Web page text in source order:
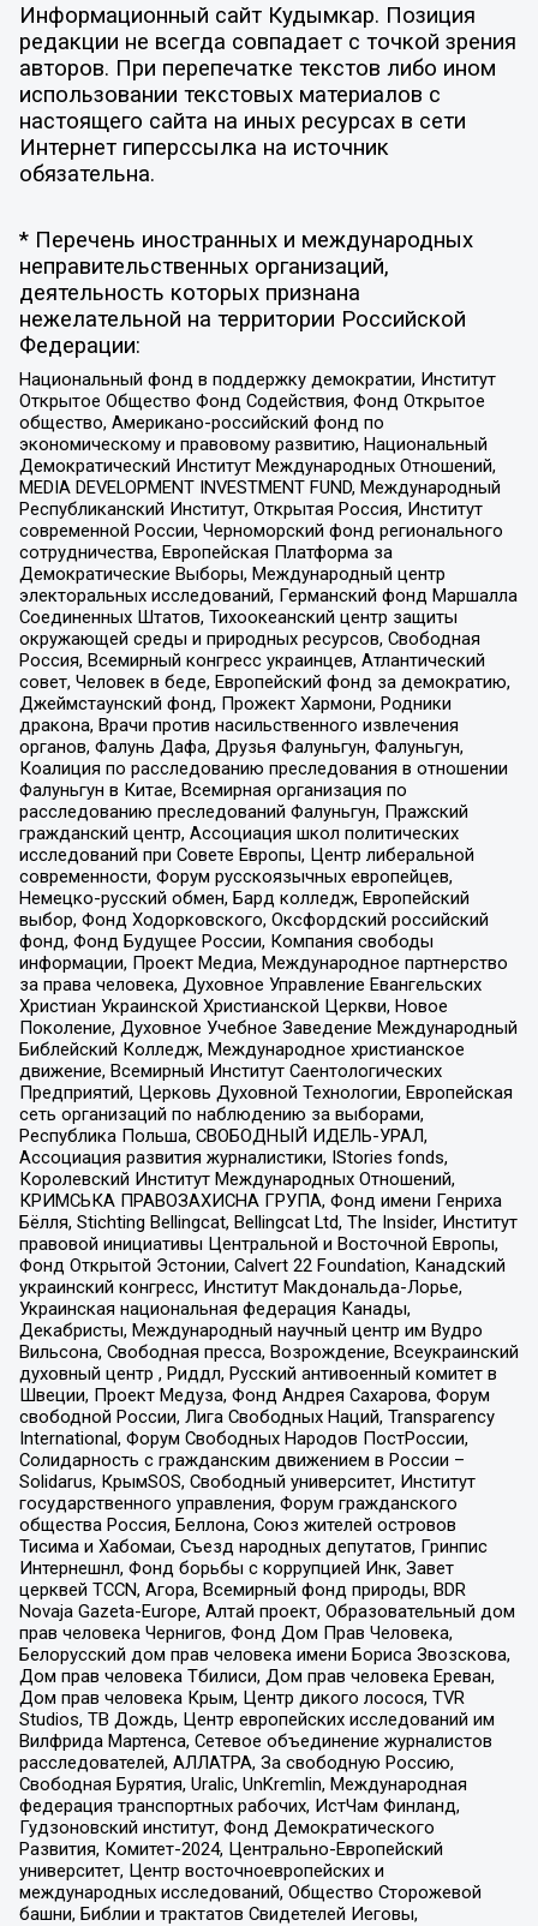
Информационный сайт Кудымкар. Позиция
редакции не всегда совпадает с точкой зрения
авторов. При перепечатке текстов либо ином
использовании текстовых материалов с
настоящего сайта на иных ресурсах в сети
Интернет гиперссылка на источник
обязательна.
* Перечень иностранных и международных
неправительственных организаций,
деятельность которых признана
нежелательной на территории Российской
Федерации:
Национальный фонд в поддержку демократии, Институт
Открытое Общество Фонд Содействия, Фонд Открытое
общество, Американо-российский фонд по
экономическому и правовому развитию, Национальный
Демократический Институт Международных Отношений,
MEDIA DEVELOPMENT INVESTMENT FUND, Международный
Республиканский Институт, Открытая Россия, Институт
современной России, Черноморский фонд регионального
сотрудничества, Европейская Платформа за
Демократические Выборы, Международный центр
электоральных исследований, Германский фонд Маршалла
Соединенных Штатов, Тихоокеанский центр защиты
окружающей среды и природных ресурсов, Свободная
Россия, Всемирный конгресс украинцев, Атлантический
совет, Человек в беде, Европейский фонд за демократию,
Джеймстаунский фонд, Прожект Хармони, Родники
дракона, Врачи против насильственного извлечения
органов, Фалунь Дафа, Друзья Фалуньгун, Фалуньгун,
Коалиция по расследованию преследования в отношении
Фалуньгун в Китае, Всемирная организация по
расследованию преследований Фалуньгун, Пражский
гражданский центр, Ассоциация школ политических
исследований при Совете Европы, Центр либеральной
современности, Форум русскоязычных европейцев,
Немецко-русский обмен, Бард колледж, Европейский
выбор, Фонд Ходорковского, Оксфордский российский
фонд, Фонд Будущее России, Компания свободы
информации, Проект Медиа, Международное партнерство
за права человека, Духовное Управление Евангельских
Христиан Украинской Христианской Церкви, Новое
Поколение, Духовное Учебное Заведение Международный
Библейский Колледж, Международное христианское
движение, Всемирный Институт Саентологических
Предприятий, Церковь Духовной Технологии, Европейская
сеть организаций по наблюдению за выборами,
Республика Польша, СВОБОДНЫЙ ИДЕЛЬ-УРАЛ,
Ассоциация развития журналистики, IStories fonds,
Королевский Институт Международных Отношений,
КРИМСЬКА ПРАВОЗАХИСНА ГРУПА, Фонд имени Генриха
Бёлля, Stichting Bellingcat, Bellingcat Ltd, The Insider, Институт
правовой инициативы Центральной и Восточной Европы,
Фонд Открытой Эстонии, Calvert 22 Foundation, Канадский
украинский конгресс, Институт Макдональда-Лорье,
Украинская национальная федерация Канады,
Декабристы, Международный научный центр им Вудро
Вильсона, Свободная пресса, Возрождение, Всеукраинский
духовный центр , Риддл, Русский антивоенный комитет в
Швеции, Проект Медуза, Фонд Андрея Сахарова, Форум
свободной России, Лига Свободных Наций, Transparеncy
International, Форум Свободных Народов ПостРоссии,
Солидарность с гражданским движением в России –
Solidarus, КрымSOS, Свободный университет, Институт
государственного управления, Форум гражданского
общества Россия, Беллона, Союз жителей островов
Тисима и Хабомаи, Съезд народных депутатов, Гринпис
Интернешнл, Фонд борьбы с коррупцией Инк, Завет
церквей TCCN, Агора, Всемирный фонд природы, BDR
Novaja Gazeta-Europe, Алтай проект, Образовательный дом
прав человека Чернигов, Фонд Дом Прав Человека,
Белорусский дом прав человека имени Бориса Звозскова,
Дом прав человека Тбилиси, Дом прав человека Ереван,
Дом прав человека Крым, Центр дикого лосося, TVR
Studios, ТВ Дождь, Центр европейских исследований им
Вилфрида Мартенса, Сетевое объединение журналистов
расследователей, АЛЛАТРА, За свободную Россию,
Свободная Бурятия, Uralic, UnKremlin, Международная
федерация транспортных рабочих, ИстЧам Финланд,
Гудзоновский институт, Фонд Демократического
Развития, Комитет-2024, Центрально-Европейский
университет, Центр восточноевропейских и
международных исследований, Общество Сторожевой
башни, Библии и трактатов Свидетелей Иеговы,